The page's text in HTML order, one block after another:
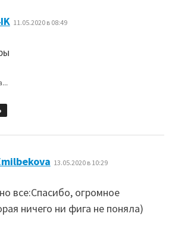
11.05.2020 в 08:49
13.05.2020 в 10:29
все:Спасибо, огромное
ничего ни фига не поняла)